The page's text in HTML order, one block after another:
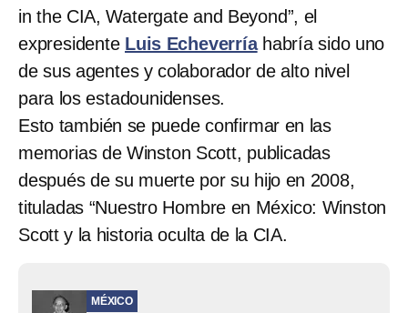
in the CIA, Watergate and Beyond”, el
expresidente Luis Echeverríahabría sido uno
de sus agentes y colaborador de alto nivel
para los estadounidenses.
Esto también se puede confirmar en las
memorias de Winston Scott, publicadas
después de su muerte por su hijo en 2008,
tituladas “Nuestro Hombre en México: Winston
Scott y la historia oculta de la CIA.
MÉXICO